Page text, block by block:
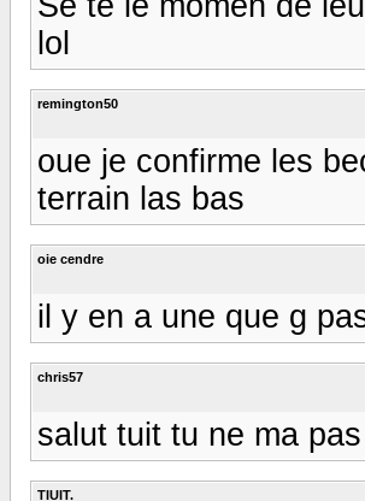
lol
remington50
oue je confirme les
terrain las bas
oie cendre
il y en a une que g
chris57
salut tuit tu ne ma
TIUIT.